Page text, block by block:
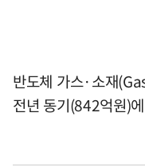
반도체 가스·소재
전년 동기(842억원)